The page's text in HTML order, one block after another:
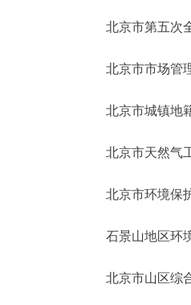
北京市第五次全
北京市市场管理
北京市城镇地籍
北京市天然气工
北京市环境保护
石景山地区环境
北京市山区综合